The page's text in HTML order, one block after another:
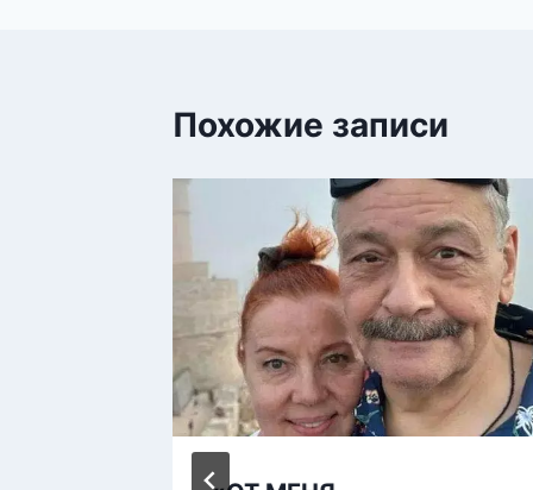
Похожие записи